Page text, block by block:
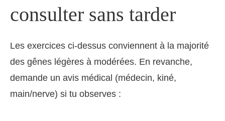
consulter sans tarder
Les exercices ci‑dessus conviennent à la majorité
des gênes légères à modérées. En revanche,
demande un avis médical (médecin, kiné,
main/nerve) si tu observes :